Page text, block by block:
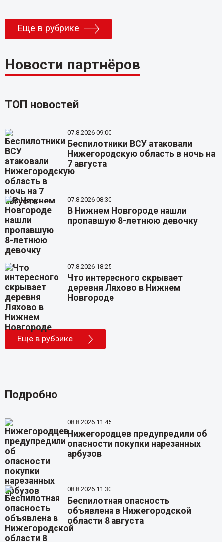
Еще в рубрике
Новости партнёров
ТОП новостей
07.8.2026 09:00
Беспилотники ВСУ атаковали
Нижегородскую область в ночь на
7 августа
07.8.2026 08:30
В Нижнем Новгороде нашли
пропавшую 8-летнюю девочку
07.8.2026 18:25
Что интересного скрывает
деревня Ляхово в Нижнем
Новгороде
Еще в рубрике
Подробно
08.8.2026 11:45
Нижегородцев предупредили об
опасности покупки нарезанных
арбузов
08.8.2026 11:30
Беспилотная опасность
объявлена в Нижегородской
области 8 августа